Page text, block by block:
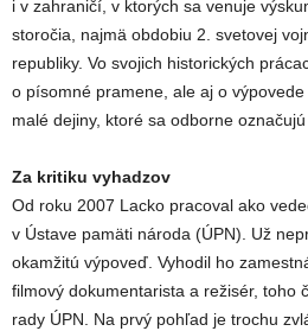
i v zahraničí, v ktorých sa venuje
storočia, najmä obdobiu 2. svetovej
republiky. Vo svojich historických
o písomné pramene, ale aj o
malé dejiny, ktoré sa odborne
Za kritiku vyhadzov
Od roku 2007 Lacko pracoval ako
v Ústave pamäti národa (ÚPN). Už
okamžitú výpoveď. Vyhodil ho
filmový dokumentarista a režisér, toho
rady ÚPN. Na prvý pohľad je trochu